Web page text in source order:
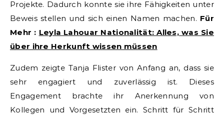
Projekte. Dadurch konnte sie ihre Fähigkeiten unter
Beweis stellen und sich einen Namen machen. Für
Mehr : Leyla Lahouar Nationalität: Alles, was Sie
über ihre Herkunft wissen müssen
Zudem zeigte Tanja Flister von Anfang an, dass sie
sehr engagiert und zuverlässig ist. Dieses
Engagement brachte ihr Anerkennung von
Kollegen und Vorgesetzten ein. Schritt für Schritt